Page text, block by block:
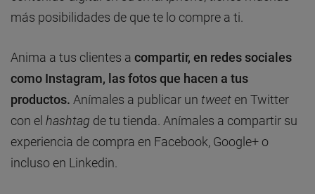
más posibilidades de que te lo compre a ti.
Anima a tus clientes a compartir, en redes sociales
como Instagram, las fotos que hacen a tus
productos. Anímales a publicar un tweet en Twitter
con el hashtag de tu tienda. Anímales a compartir su
experiencia de compra en Facebook, Google+ o
incluso en Linkedin.